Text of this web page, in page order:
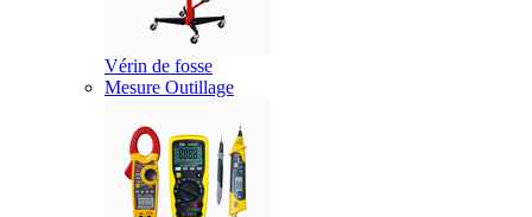
Vérin de fosse
Mesure Outillage